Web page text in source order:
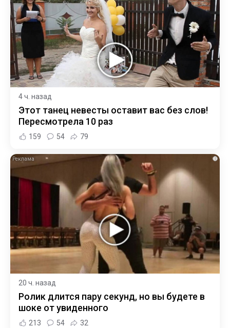
4 ч. назад
Этот танец невесты оставит вас без слов!
Пересмотрела 10 раз
159 54 79
i
20 ч. назад
Ролик длится пару секунд, но вы будете в
шоке от увиденного
213 54 32